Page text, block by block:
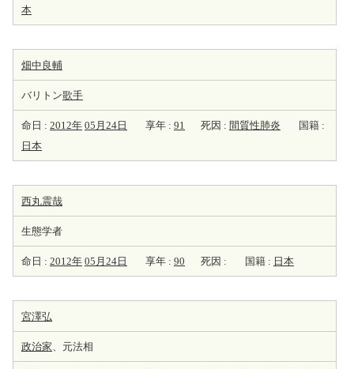
本
畑中良輔
バリトン歌手
命日 : 2012年 05月24日 享年 : 91 死因 : 間質性肺炎
国籍 :
日本
西丸震哉
生態学者
命日 : 2012年 05月24日 享年 : 90 死因 : 国籍 : 日本
宮澤弘
政治家、元法相